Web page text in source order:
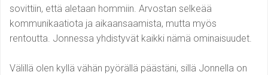
sovittiin, että aletaan hommiin. Arvostan selkeää
kommunikaatiota ja aikaansaamista, mutta myös
rentoutta. Jonnessa yhdistyvät kaikki nämä ominaisuudet.
Välillä olen kyllä vähän pyörällä päästäni, sillä Jonnella on